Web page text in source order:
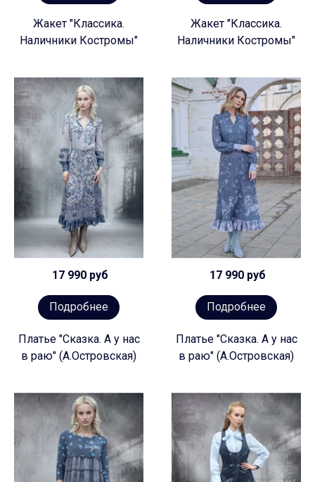
Жакет "Классика.
Наличники Костромы"
Жакет "Классика.
Наличники Костромы"
17 990 руб
Подробнее
Платье "Сказка. А у нас
в раю" (А.Островская)
17 990 руб
Подробнее
Платье "Сказка. А у нас
в раю" (А.Островская)